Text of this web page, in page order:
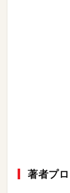
著者プ